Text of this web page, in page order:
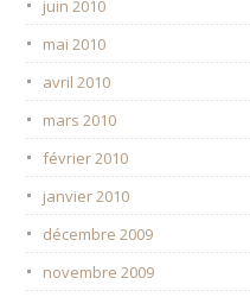
juin 2010
mai 2010
avril 2010
mars 2010
février 2010
janvier 2010
décembre 2009
novembre 2009